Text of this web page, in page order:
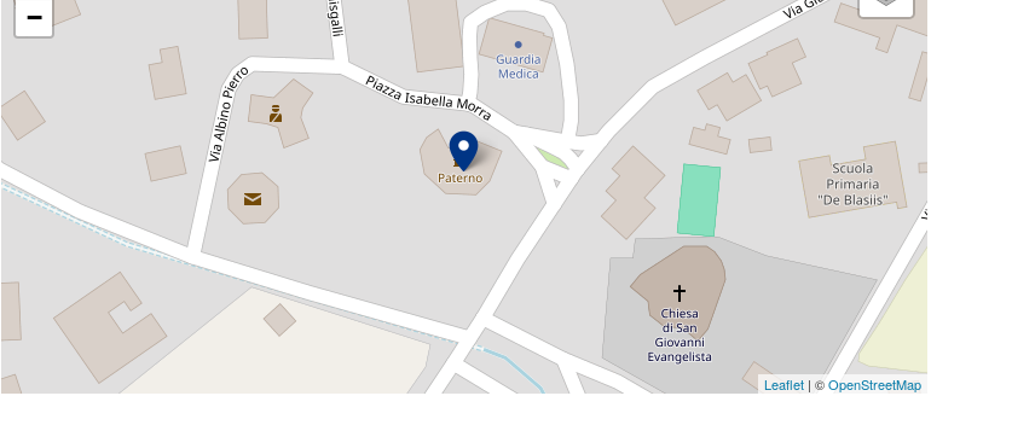
−
Leaflet| ©OpenStreetMap